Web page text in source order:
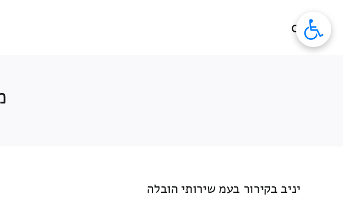
יניב בקירור בעמ שירותי הובלה